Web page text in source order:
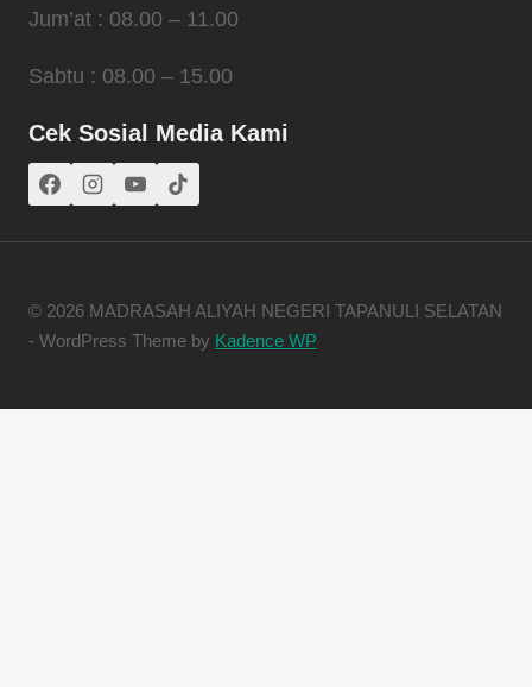
Jum’at : 08.00 – 11.00
Sabtu : 08.00 – 15.00
Cek Sosial Media Kami
© 2026 MADRASAH ALIYAH NEGERI TAPANULI SELATAN
- WordPress Theme by Kadence WP